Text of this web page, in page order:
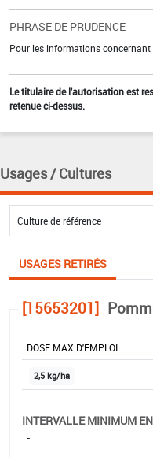
PHRASE DE PRUDENCE
Pour les informations concernant
Le titulaire de l'autorisation est
retenue ci-dessus.
Usages / Cultures
USAGES RETIRÉS
[15653201]
DOSE MAX D'EMPLOI
2,5 kg/ha
INTERVALLE MINIMUM
-